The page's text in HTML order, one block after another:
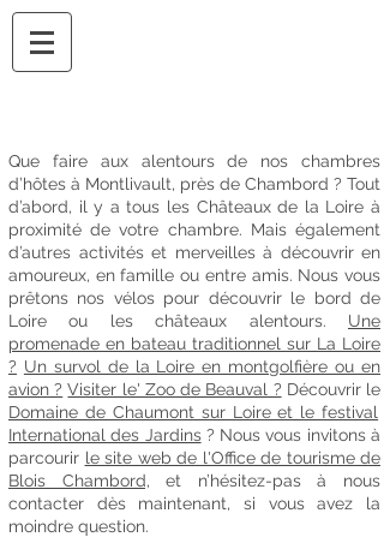
Que faire aux alentours de nos chambres
d’hôtes à Montlivault, près de Chambord ? Tout
d’abord, il y a tous les Châteaux de la Loire à
proximité de votre chambre. Mais également
d’autres activités et merveilles à découvrir en
amoureux, en famille ou entre amis. Nous vous
prêtons nos vélos pour découvrir le bord de
Loire ou les châteaux alentours. Une
promenade en bateau traditionnel sur La Loire
? Un survol de la Loire en montgolfière ou en
avion ? Visiter le' Zoo de Beauval ? Découvrir le
Domaine de Chaumont sur Loire et le festival
International des Jardins? Nous vous invitons à
parcourir le site web de l'Office de tourisme de
Blois Chambord, et n’hésitez-pas à nous
contacter dès maintenant, si vous avez la
moindre question.